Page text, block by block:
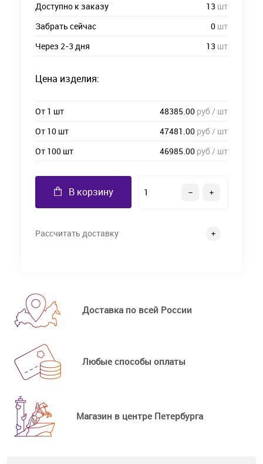
Доступно к заказу 13 шт
Забрать сейчас
0 шт
Через 2-3 дня
13 шт
Цена изделия:
От 1 шт 48385.00 руб / шт
От 10 шт
47481.00 руб / шт
От 100 шт
46985.00 руб / шт
В корзину
Рассчитать доставку
Доставка по всей России
Любые способы оплаты
Магазин в центре Петербурга